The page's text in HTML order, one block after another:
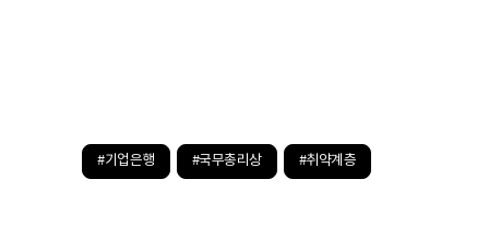
#기업은행 #국무총리상 #취약계층